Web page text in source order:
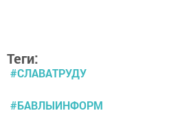
Теги:
#СЛАВАТРУДУ
#БАВЛЫИНФОРМ